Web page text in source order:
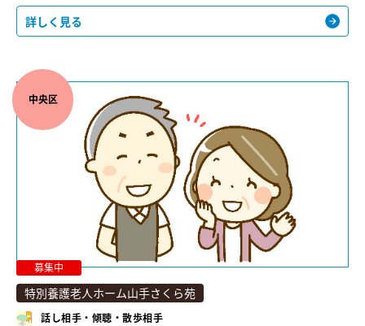
詳しく見る
中央区
募集中
特別養護老人ホーム山手さくら苑
話し相手・傾聴・散歩相手